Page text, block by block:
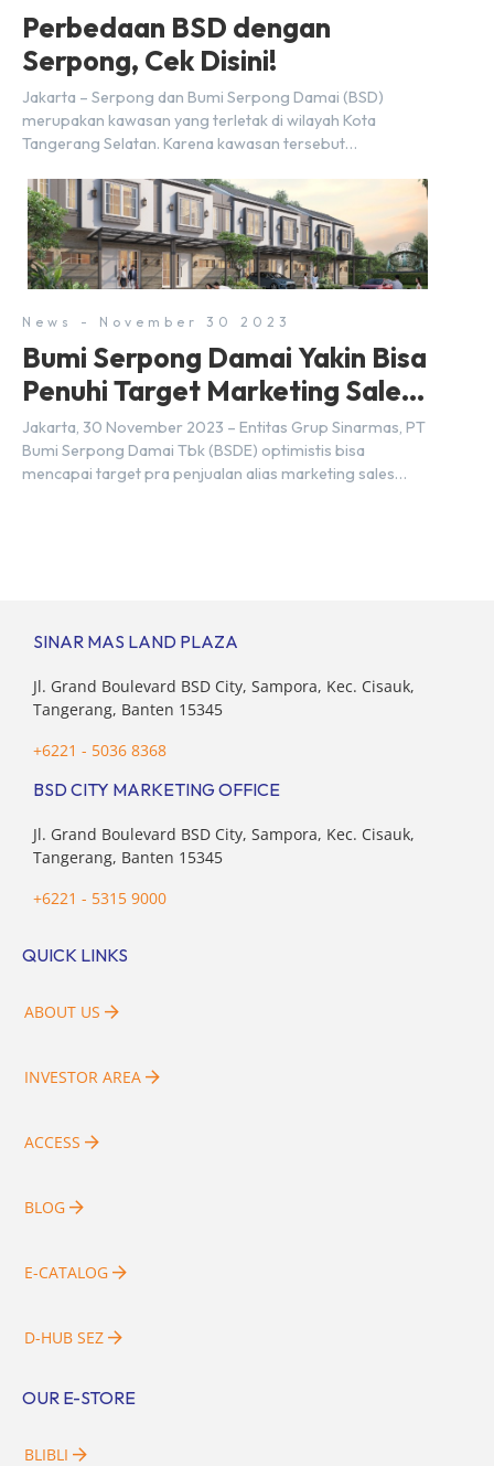
Perbedaan BSD dengan
Serpong, Cek Disini!
Jakarta – Serpong dan Bumi Serpong Damai (BSD)
merupakan kawasan yang terletak di wilayah Kota
Tangerang Selatan. Karena kawasan tersebut
kita yang mengira kedua wilayah ini merupakan tempat
yang sama. Padahal anggapan tersebut kurang tepat.
Sebab Serpong dan BSD merupakan dua kawasan yang
berbeda. Berikut penjelasannya. Baca Juga: […]
News - November 30 2023
Bumi Serpong Damai Yakin Bisa
Penuhi Target Marketing Sales
Tahun 2023
Jakarta, 30 November 2023 – Entitas Grup Sinarmas, PT
Bumi Serpong Damai Tbk (BSDE) optimistis bisa
mencapai target pra penjualan alias marketing sales
SINAR MAS LAND PLAZA
Jl. Grand Boulevard BSD City, Sampora, Kec. Cisauk,
Tangerang, Banten 15345
+6221 - 5036 8368
BSD CITY MARKETING OFFICE
Jl. Grand Boulevard BSD City, Sampora, Kec. Cisauk,
Tangerang, Banten 15345
+6221 - 5315 9000
QUICK LINKS
ABOUT US
INVESTOR AREA
ACCESS
BLOG
E-CATALOG
D-HUB SEZ
OUR E-STORE
BLIBLI